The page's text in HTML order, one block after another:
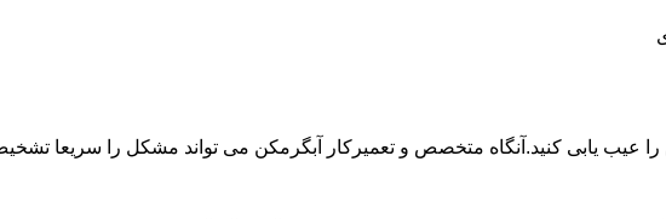
عیب یابی کنید.آنگاه متخصص و تعمیرکار آبگرمکن می تواند مشکل را سریعا